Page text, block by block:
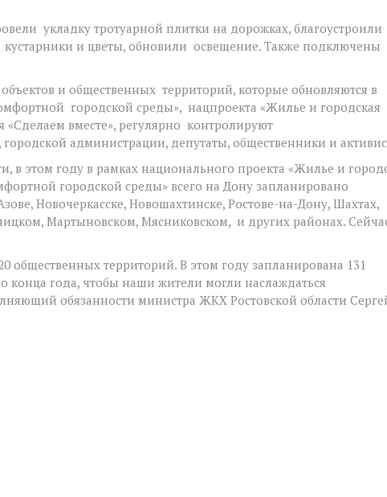
укладку тротуарной плитки на дорожках, благоустроили
и цветы, обновили освещение. Также подключены
объектов и общественных территорий, которые обновляются в
городской среды», нацпроекта «Жилье и городская
вместе», регулярно контролируют
городской администрации, депутаты, общественники и
в этом году в рамках национального проекта «Жилье и
городской среды» всего на Дону запланировано
Новочеркасске, Новошахтинске, Ростове-на-Дону, Шахтах,
Мартыновском, Мясниковском, и других районах.
общественных территорий. В этом году запланирована 131
конца года, чтобы наши жители могли наслаждаться
обязанности министра ЖКХ Ростовской области